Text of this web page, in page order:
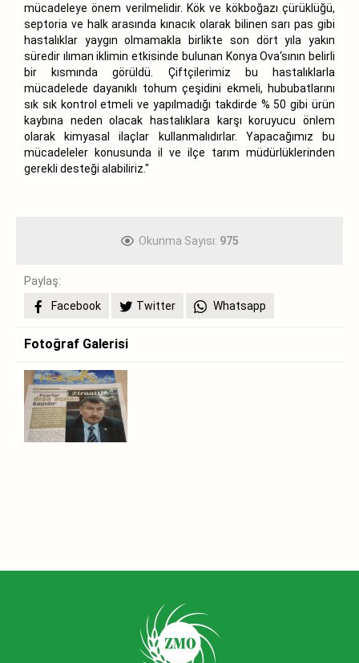
mücadeleye önem verilmelidir. Kök ve kökboğazı çürüklüğü,
septoria ve halk arasında kınacık olarak bilinen sarı pas gibi
hastalıklar yaygın olmamakla birlikte son dört yıla yakın
süredir ılıman iklimin etkisinde bulunan Konya Ova‘sının belirli
bir kısmında görüldü. Çiftçilerimiz bu hastalıklarla
mücadelede dayanıklı tohum çeşidini ekmeli, hububatlarını
sık sık kontrol etmeli ve yapılmadığı takdirde % 50 gibi ürün
kaybına neden olacak hastalıklara karşı koruyucu önlem
olarak kimyasal ilaçlar kullanmalıdırlar. Yapacağımız bu
mücadeleler konusunda il ve ilçe tarım müdürlüklerinden
gerekli desteği alabiliriz."
Okunma Sayısı: 975
Paylaş:
Facebook
Twitter Whatsapp
Fotoğraf Galerisi